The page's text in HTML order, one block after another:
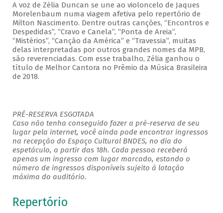
A voz de Zélia Duncan se une ao violoncelo de Jaques
Morelenbaum numa viagem afetiva pelo repertório de
Milton Nascimento. Dentre outras canções, “Encontros e
Despedidas”, “Cravo e Canela”, “Ponta de Areia”,
“Mistérios”, “Canção da América” e “Travessia”, muitas
delas interpretadas por outros grandes nomes da MPB,
são reverenciadas. Com esse trabalho, Zélia ganhou o
título de Melhor Cantora no Prêmio da Música Brasileira
de 2018.
PRÉ-RESERVA ESGOTADA
Caso não tenha conseguido fazer a pré-reserva de seu
lugar pela internet, você ainda pode encontrar ingressos
na recepção do Espaço Cultural BNDES, no dia do
espetáculo, a partir das 18h. Cada pessoa receberá
apenas um ingresso com lugar marcado, estando o
número de ingressos disponíveis sujeito à lotação
máxima do auditório.
Repertório